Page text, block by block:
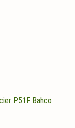
P51F Bahco